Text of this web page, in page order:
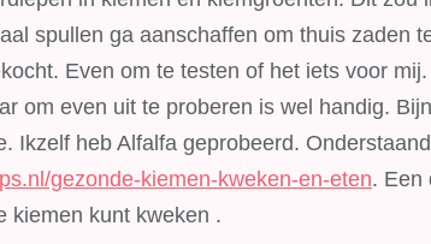
de
en
spullen ga aanschaffen om thuis zaden
Even om te testen of het iets voor
om even uit te proberen is wel handig.
Ikzelf heb Alfalfa geprobeerd.
gezonde-kiemen-kweken-en-eten. Een
kiemen kunt kweken .